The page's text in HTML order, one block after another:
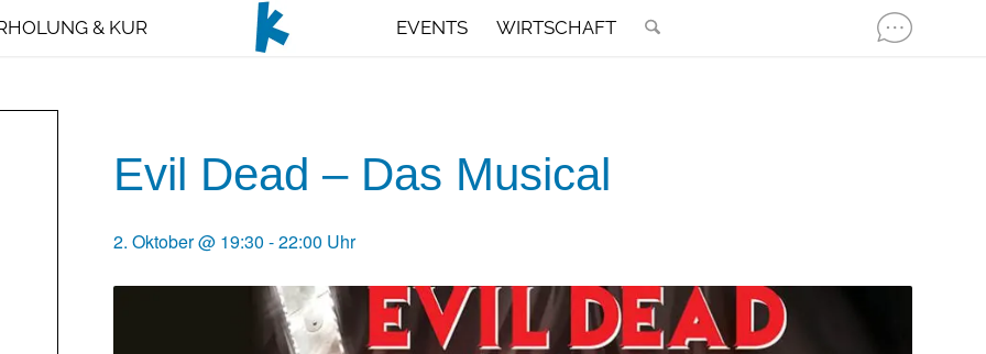
& KUR EVENTS WIRTSCHAFT
Evil Dead – Das Musical
2. Oktober @ 19:30 -22:00